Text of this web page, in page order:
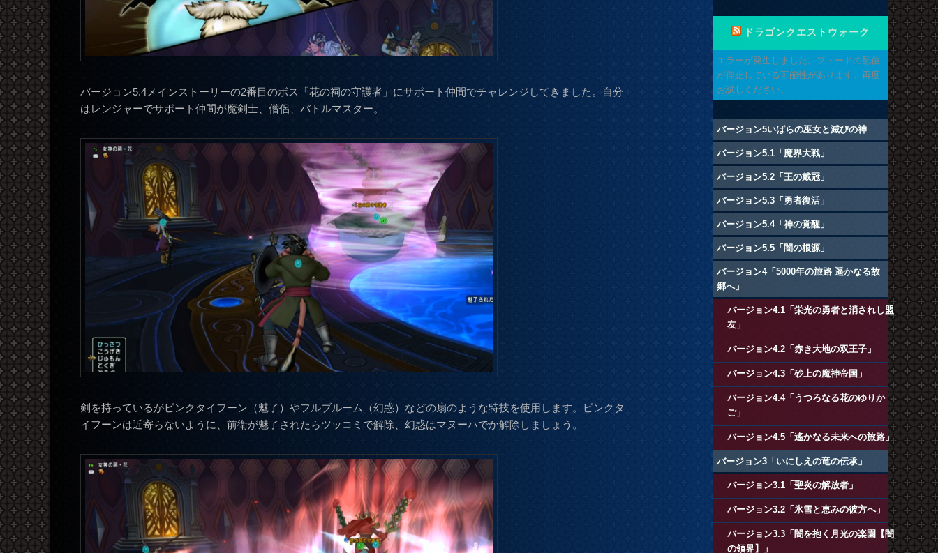
バージョン5.4メインストーリーの2番目のボス「花の祠の守護者」にサポート仲間でチャレンジしてきました。自分
はレンジャーでサポート仲間が魔剣士、僧侶、バトルマスター。
剣を持っているがピンクタイフーン（魅了）やフルブルーム（幻惑）などの扇のような特技を使用します。ピンクタ
イフーンは近寄らないように、前衛が魅了されたらツッコミで解除、幻惑はマヌーハでか解除しましょう。
ドラゴンクエストウォーク
エラーが発生しました。フィードの配信
が停止している可能性があります。再度
お試しください。
バージョン5いばらの巫女と滅びの神
バージョン5.1「魔界大戦」
バージョン5.2「王の戴冠」
バージョン5.3「勇者復活」
バージョン5.4「神の覚醒」
バージョン5.5「闇の根源」
バージョン4「5000年の旅路 遥かなる故
郷へ」
バージョン4.1「栄光の勇者と消されし盟
友」
バージョン4.2「赤き大地の双王子」
バージョン4.3「砂上の魔神帝国」
バージョン4.4「うつろなる花のゆりか
ご」
バージョン4.5「遙かなる未来への旅路」
バージョン3「いにしえの竜の伝承」
バージョン3.1「聖炎の解放者」
バージョン3.2「氷雪と恵みの彼方へ」
バージョン3.3「闇を抱く月光の楽園【闇
の領界】」